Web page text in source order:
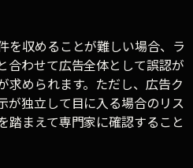
を収めることが難しい場合、ラ
合わせて広告全体として誤認が
求められます。ただし、広告ク
が独立して目に入る場合のリス
踏まえて専門家に確認すること